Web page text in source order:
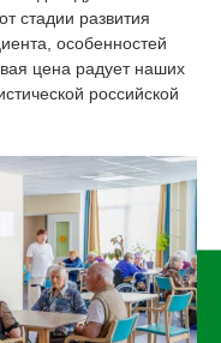
стадии развития
особенностей
цена радует наших
российской